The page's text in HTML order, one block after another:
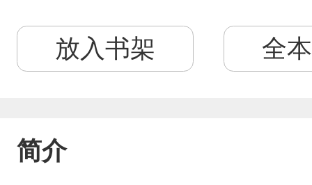
放入书架 全
简介